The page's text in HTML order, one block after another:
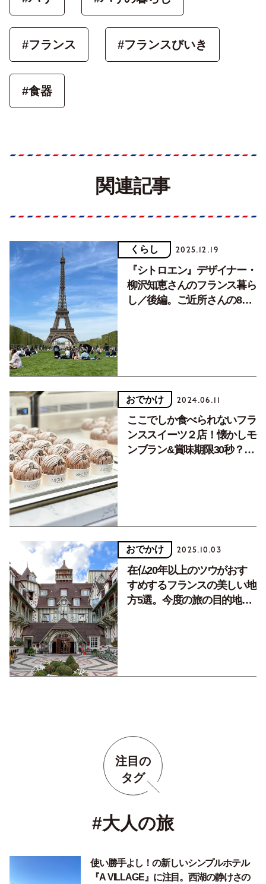
#フランス #フランスびいき
#食器
関連記事
くらし 2025.12.19
『シトロエン』デザイナー・
柳沢知恵さんのフランス暮ら
し／後編。ご近所さんの80
おでかけ 2024.06.11
ここでしか食べられないフラ
ンススイーツ２店！懐かしモ
ンブラン&賞味期限30秒？の
おでかけ 2025.10.03
在仏20年以上のツウがおす
すめするフランスの美しい地
方5選。今度の旅の目的地
注目の
タグ
#大人の旅
使い勝手よし！の新しいシンプルホテル
『A VILLAGE』に注目。西湖の静けさの